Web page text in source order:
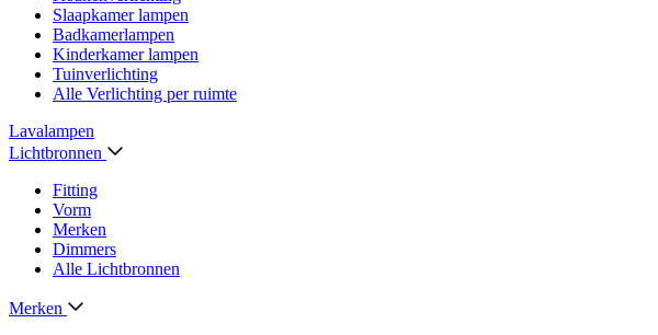
Slaapkamer lampen
Badkamerlampen
Kinderkamer lampen
Tuinverlichting
Alle Verlichting per ruimte
Lavalampen
Lichtbronnen
Fitting
Vorm
Merken
Dimmers
Alle Lichtbronnen
Merken